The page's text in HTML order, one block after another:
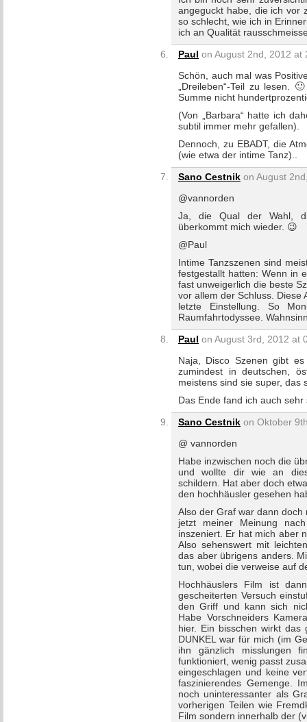
angeguckt habe, die ich vor
so schlecht, wie ich in
ich an Qualität
Paul on August 2nd, 2012 at
Schön, auch mal was
„Dreileben“-Teil zu lesen.
Summe nicht
(Von „Barbara“ hatte ich
subtil immer mehr gefallen).
Dennoch, zu EBADT, die
(wie etwa der intime Tanz)..
Sano Cestnik on August
@vannorden
Ja, die Qual der Wahl,
überkommt mich wieder. 😉
@Paul
Intime Tanzszenen sind
festgestallt hatten: Wenn in
fast unweigerlich die beste
vor allem der Schluss. Diese
letzte Einstellung. So
Raumfahrtodyssee.
Paul on August 3rd, 2012 at
Naja, Disco Szenen gibt
zumindest in deutschen,
meistens sind sie super, das
Das Ende fand ich auch sehr
Sano Cestnik on Oktober
@ vannorden
Habe inzwischen noch die
und wollte dir wie an
schildern. Hat aber doch
den hochhäusler gesehen
Also der Graf war dann
jetzt meiner Meinung
inszeniert. Er hat mich aber
Also sehenswert mit
das aber übrigens anders.
tun, wobei die verweise auf
Hochhäuslers Film ist
gescheiterten Versuch
den Griff und kann sich
Habe Vorschneiders
hier. Ein bisschen wirkt das
DUNKEL war für mich (im
ihn gänzlich misslungen
funktioniert, wenig passt
eingeschlagen und keine
faszinierendes Gemenge.
noch uninteressanter als
vorherigen Teilen wie
Film sondern innerhalb der